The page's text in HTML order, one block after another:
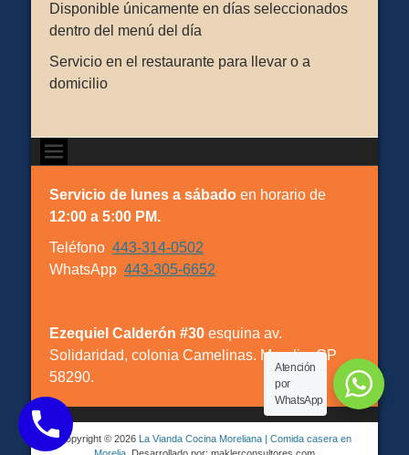
Disponible únicamente en días seleccionados
dentro del menú del día
Servicio en el restaurante para llevar o a
domicilio
Servicio de lunes a sábado en horario de
12:00 a 5:00 PM.
Teléfono 443-314-0502
WhatsApp 443-305-6652
Ezequiel Calderón #30 esquina av.
Solidaridad, colonia Camelinas. Morelia. CP
58290.
Copyright © 2026 La Vianda Cocina Moreliana | Comida casera en
Atención
por
WhatsApp